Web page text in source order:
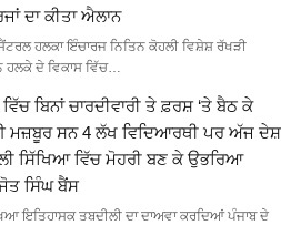
ਦਾ ਕੀਤਾ ਐਲਾਨ
ਹਲਕਾ ਇੰਚਾਰਜ ਨਿਤਿਨ ਕੋਹਲੀ ਵਿਸ਼ੇਸ਼ ਰੱਖੜੀ
ਹਲਕੇ ਦੇ ਵਿਕਾਸ ਵਿੱਚ…
ਬਿਨਾਂ ਚਾਰਦੀਵਾਰੀ ਤੇ ਫ਼ਰਸ਼ ‘ਤੇ ਬੈਠ ਕੇ
ਮਜ਼ਬੂਰ ਸਨ 4 ਲੱਖ ਵਿਦਿਆਰਥੀ ਪਰ ਅੱਜ ਦੇਸ਼
ਸਿੱਖਿਆ ਵਿੱਚ ਮੋਹਰੀ ਬਣ ਕੇ ਉਭਰਿਆ
ਸਿੰਘ ਬੈਂਸ
ਇਤਿਹਾਸਕ ਤਬਦੀਲੀ ਦਾ ਦਾਅਵਾ ਕਰਦਿਆਂ ਪੰਜਾਬ ਦੇ